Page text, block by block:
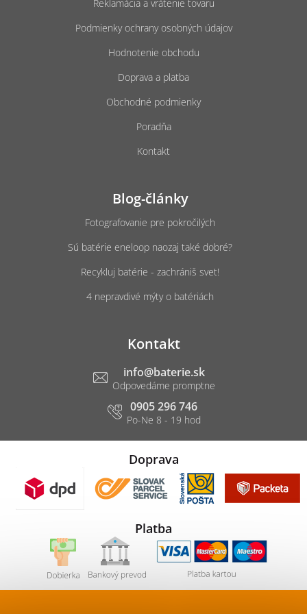
Reklamácia a vrátenie tovaru
Podmienky ochrany osobných údajov
Hodnotenie obchodu
Doprava a platba
Obchodné podmienky
Poradňa
Kontakt
Blog-články
Fotografovanie pre pokročilých
Sú batérie eneloop naozaj také dobré?
Recykluj batérie - zachrániš svet!
4 nepravdivé mýty o batériách
Kontakt
info@baterie.sk
0905 296 746
Doprava
Platba